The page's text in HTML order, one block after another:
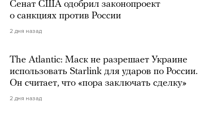
Сенат США одобрил законопроект
о санкциях против России
2 дня назад
The Atlantic: Маск не разрешает Украине
использовать Starlink для ударов по России.
Он считает, что «пора заключать сделку»
2 дня назад